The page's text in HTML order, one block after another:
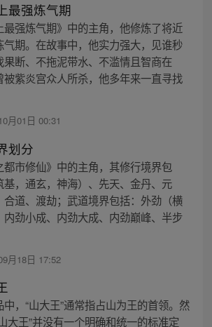
最强炼气期
最强炼气期》中的主角，他修炼了将近
气期。在故事中，他实力强大，见谁秒
断、不拖泥带水、不滥情且智商在
被紫炎宫众人所杀，他多年来一直寻找
月01日 00:31
划分
都市修仙》中的主角，其修行境界包
，通玄，神海）、先天、金丹、元
合道、渡劫；武道境界包括：外劲（横
内劲小成、内劲大成、内劲巅峰、半步
月18日 17:52
，“山大王”通常指占山为王的首领。然
大王”并没有一个明确和统一的标准定